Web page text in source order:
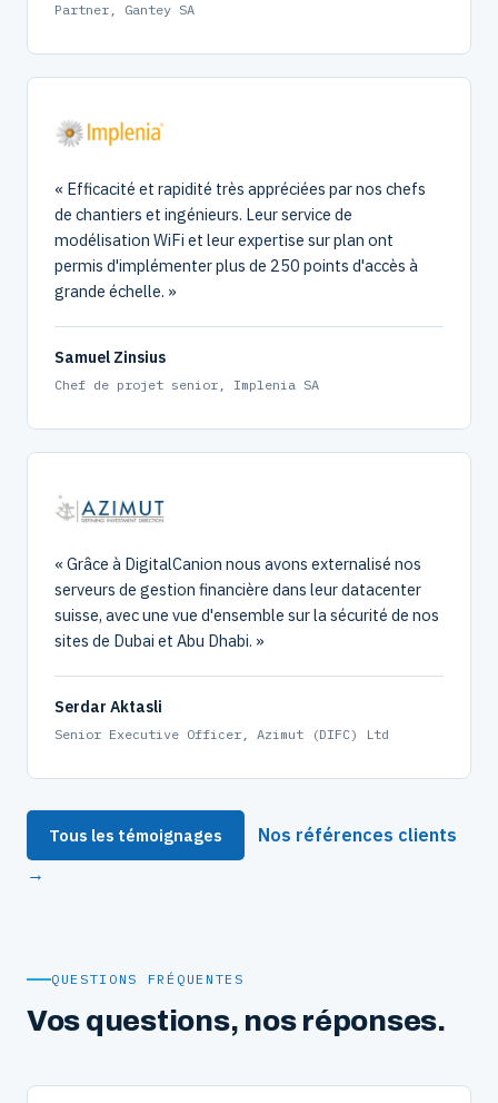
Partner, Gantey SA
Efficacité et rapidité très appréciées par nos chefs
de chantiers et ingénieurs. Leur service de
modélisation WiFi et leur expertise sur plan ont
permis d'implémenter plus de 250 points d'accès à
grande échelle.
Samuel Zinsius
Chef de projet senior, Implenia SA
Grâce à DigitalCanion nous avons externalisé nos
serveurs de gestion financière dans leur datacenter
suisse, avec une vue d'ensemble sur la sécurité de nos
sites de Dubai et Abu Dhabi.
Serdar Aktasli
Senior Executive Officer, Azimut (DIFC) Ltd
Tous les témoignages
Nos références clients
→
QUESTIONS FRÉQUENTES
Vos questions, nos réponses.